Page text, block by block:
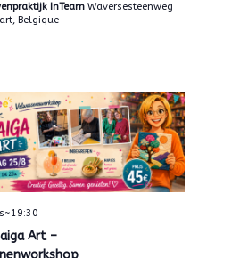
InTeam Waversesteenweg
Belgique
Art –